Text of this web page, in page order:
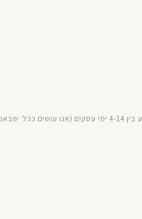
בין ימי עסקים (אנו עושים ככל